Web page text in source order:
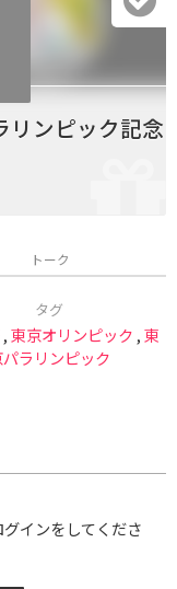
リンピック記念
トーク
タグ
,東京オリンピック ,東
パラリンピック
インをしてくださ